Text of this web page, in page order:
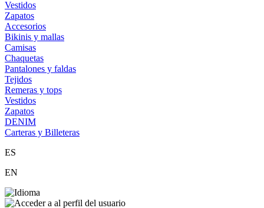
Vestidos
Zapatos
Accesorios
Bikinis y mallas
Camisas
Chaquetas
Pantalones y faldas
Tejidos
Remeras y tops
Vestidos
Zapatos
DENIM
Carteras y Billeteras
ES
EN